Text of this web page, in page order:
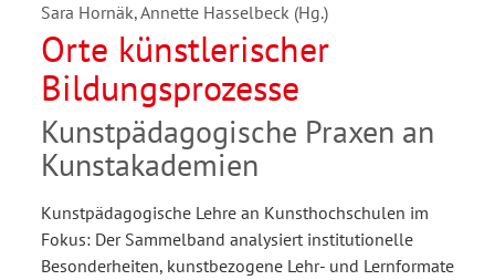
Sara Hornäk, Annette Hasselbeck (Hg.)
Orte künstlerischer
Bildungsprozesse
Kunstpädagogische Praxen an
Kunstakademien
Kunstpädagogische Lehre an Kunsthochschulen im
Fokus: Der Sammelband analysiert institutionelle
Besonderheiten, kunstbezogene Lehr- und Lernformate